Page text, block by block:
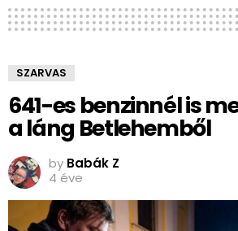
SZARVAS
641-es benzinnél is
a láng Betlehemből
by Babák Z
4 éve